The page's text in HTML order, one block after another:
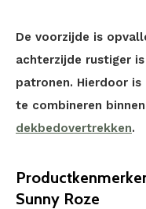
De voorzijde is
achterzijde rustiger
patronen. Hierdoor
te combineren
dekbedovertrekken.
Sunny Roze